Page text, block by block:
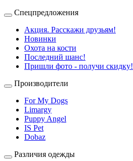
Спецпредложения
Акция. Расскажи друзьям!
Новинки
Охота на кости
Последний шанс!
Пришли фото - получи скидку!
Производители
For My Dogs
Limargy
Puppy Angel
IS Pet
Dobaz
Различия одежды